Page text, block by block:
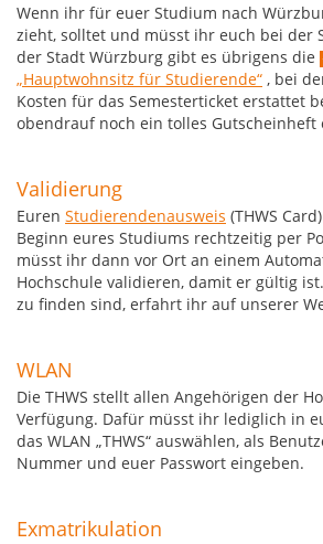
Wenn ihr für euer Studium nach
zieht, solltet und müsst ihr euch bei der
der Stadt Würzburg gibt es übrigens die
„Hauptwohnsitz für Studierende“ , bei
Kosten für das Semesterticket erstattet
obendrauf noch ein tolles Gutscheinheft
Validierung
Euren Studierendenausweis (THWS
Beginn eures Studiums rechtzeitig per
müsst ihr dann vor Ort an einem
Hochschule validieren, damit er gültig
zu finden sind, erfahrt ihr auf unserer
WLAN
Die THWS stellt allen Angehörigen der
Verfügung. Dafür müsst ihr lediglich in
das WLAN „THWS“ auswählen, als
Nummer und euer Passwort eingeben.
Exmatrikulation